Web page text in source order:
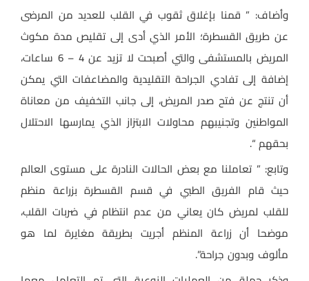
وأضاف: ” قمنا بإغلاق ثقوب في القلب للعديد من المرضى
عن طريق القسطرة؛ الأمر الذي أدى إلى تقليص مدة مكوث
المريض بالمستشفى والتي أصبحت لا تزيد عن 4 – 6 ساعات،
إضافة إلى تفادي الجراحة التقليدية والمضاعفات التي يمكن
أن تنتج عن فتح صدر المريض، إلى جانب التخفيف من معاناة
المواطنين وتجنيبهم محاولات الابتزاز الذي يمارسها الاحتلال
بحقهم “.
وتابع: ” تعاملنا مع بعض الحالات النادرة على مستوى العالم
حيث قام الفريق الطبي في قسم القسطرة بزراعة منظم
للقلب لمريض كان يعاني من عدم انتظام في ضربات القلب،
موضحا أن زراعة المنظم أجريت بطريقة مغايرة لما هو
مألوف وبدون جراحة”.